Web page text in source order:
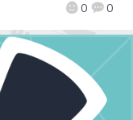
0 0